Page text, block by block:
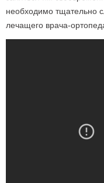
необходимо тщательно
лечащего врача-